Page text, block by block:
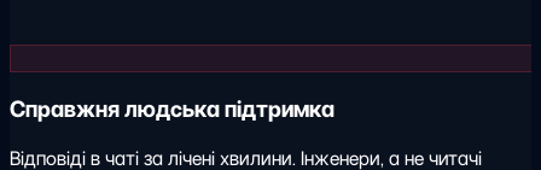
Справжня людська підтримка
Відповіді в чаті за лічені хвилини. Інженери, а не читачі